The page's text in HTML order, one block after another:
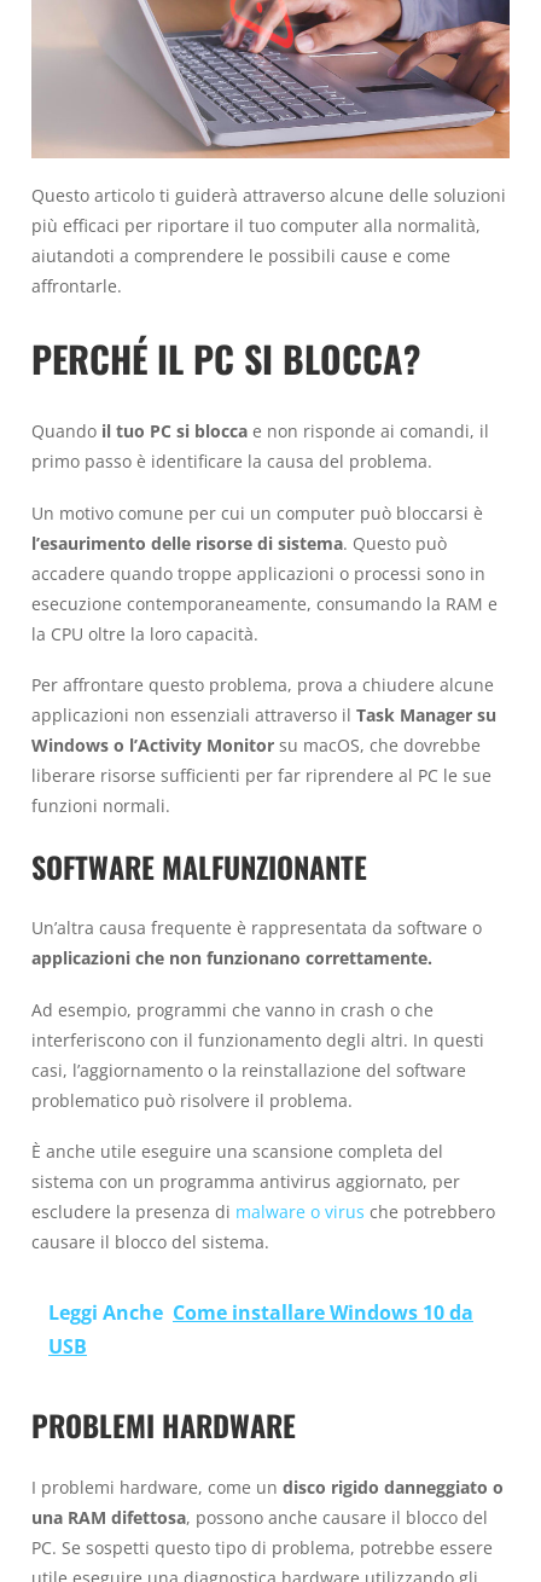
Questo articolo ti guiderà attraverso alcune delle soluzioni
più efficaci per riportare il tuo computer alla normalità,
aiutandoti a comprendere le possibili cause e come
affrontarle.
PERCHÉ IL PC SI BLOCCA?
Quando il tuo PC si blocca e non risponde ai comandi, il
primo passo è identificare la causa del problema.
Un motivo comune per cui un computer può bloccarsi è
l’esaurimento delle risorse di sistema. Questo può
accadere quando troppe applicazioni o processi sono in
esecuzione contemporaneamente, consumando la RAM e
la CPU oltre la loro capacità.
Per affrontare questo problema, prova a chiudere alcune
applicazioni non essenziali attraverso il Task Manager su
Windows o l’Activity Monitor su macOS, che dovrebbe
liberare risorse sufficienti per far riprendere al PC le sue
funzioni normali.
SOFTWARE MALFUNZIONANTE
Un’altra causa frequente è rappresentata da software o
applicazioni che non funzionano correttamente.
Ad esempio, programmi che vanno in crash o che
interferiscono con il funzionamento degli altri. In questi
casi, l’aggiornamento o la reinstallazione del software
problematico può risolvere il problema.
È anche utile eseguire una scansione completa del
sistema con un programma antivirus aggiornato, per
escludere la presenza di malware o virus che potrebbero
causare il blocco del sistema.
Leggi Anche Come installare Windows 10 da
USB
PROBLEMI HARDWARE
I problemi hardware, come un disco rigido danneggiato o
una RAM difettosa, possono anche causare il blocco del
PC. Se sospetti questo tipo di problema, potrebbe essere